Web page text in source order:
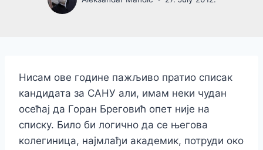
Нисам ове године пажљиво пратио списак
кандидата за САНУ али, имам неки чудан
осећај да Горан Бреговић опет није на
списку. Било би логично да се његова
колегиница, најмлађи академик, потруди око